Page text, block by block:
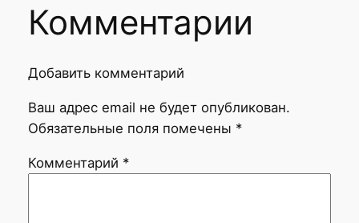
Комментарии
Добавить комментарий
Ваш адрес email не будет опубликован.
Обязательные поля помечены *
Комментарий *